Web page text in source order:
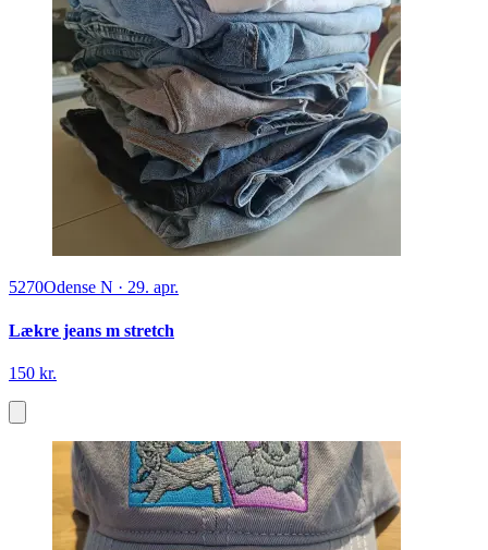
5270Odense N · 29. apr.
Lækre jeans m stretch
150 kr.